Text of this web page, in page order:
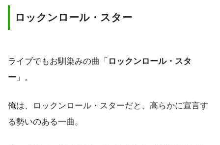
ロックンロール・スター
ライブでもお馴染みの曲「 ロックンロール・スタ
ー 」。
俺は、ロックンロール・スターだと、高らかに宣言す
る勢いのある一曲。